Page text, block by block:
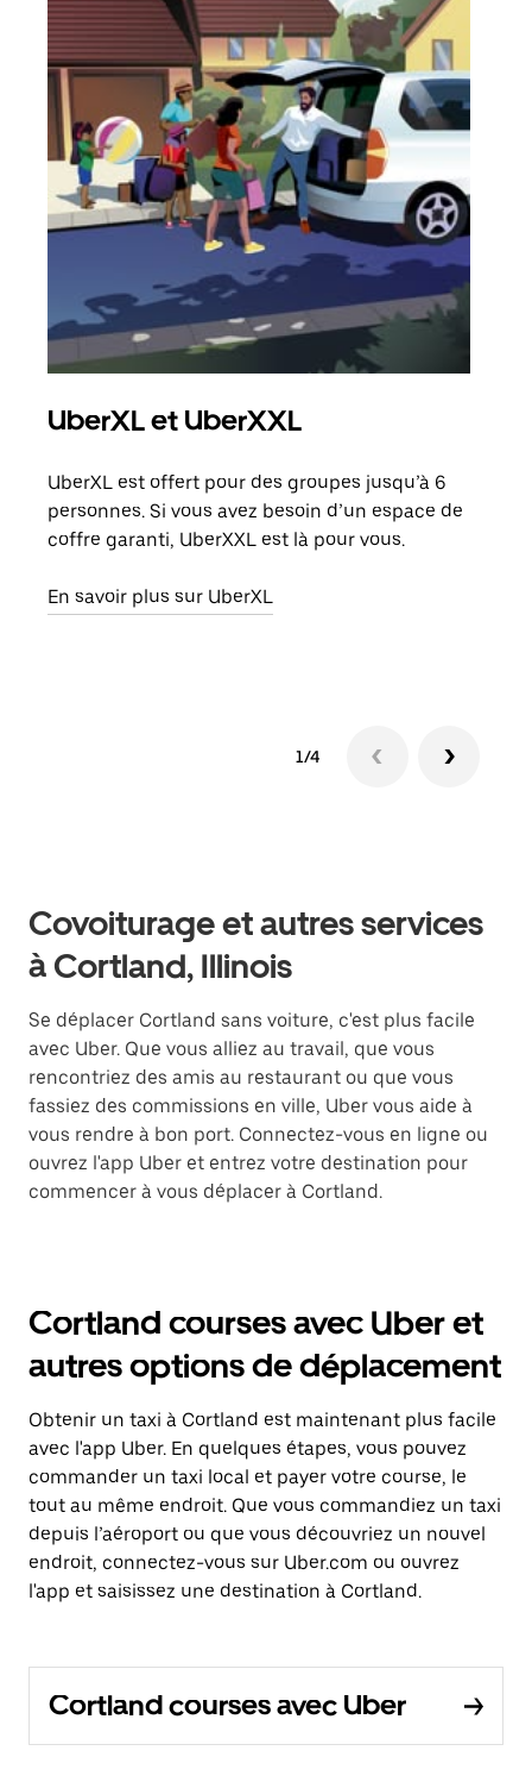
UberXL et UberXXL
UberXL est offert pour des groupes jusqu’à 6
personnes. Si vous avez besoin d’un espace de
coffre garanti, UberXXL est là pour vous.
En savoir plus sur UberXL
1/4
Covoiturage et autres services
à Cortland, Illinois
Se déplacer Cortland sans voiture, c'est plus facile
avec Uber. Que vous alliez au travail, que vous
rencontriez des amis au restaurant ou que vous
fassiez des commissions en ville, Uber vous aide à
vous rendre à bon port. Connectez-vous en ligne ou
ouvrez l'app Uber et entrez votre destination pour
commencer à vous déplacer à Cortland.
Cortland courses avec Uber et
autres options de déplacement
Obtenir un taxi à Cortland est maintenant plus facile
avec l'app Uber. En quelques étapes, vous pouvez
commander un taxi local et payer votre course, le
tout au même endroit. Que vous commandiez un taxi
depuis l’aéroport ou que vous découvriez un nouvel
endroit, connectez-vous sur Uber.com ou ouvrez
l'app et saisissez une destination à Cortland.
Cortland courses avec Uber